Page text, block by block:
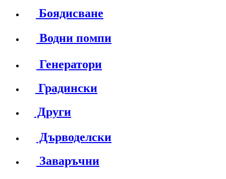
Боядисване
Водни помпи
Генератори
Градински
Други
Дърводелски
Заваръчни